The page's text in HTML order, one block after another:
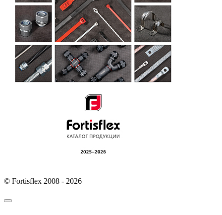
© Fortisflex 2008 - 2026